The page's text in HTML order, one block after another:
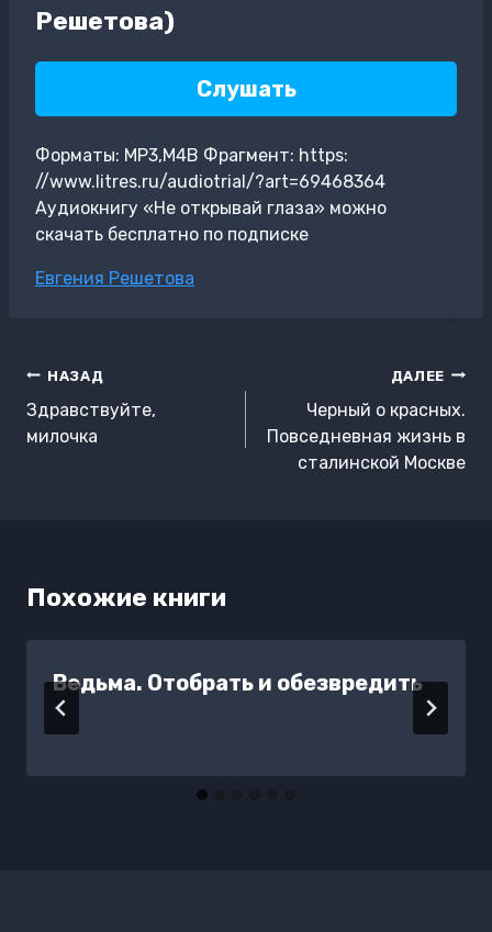
Решетова)
Слушать
Форматы: MP3,M4B Фрагмент: https:
//www.litres.ru/audiotrial/?art=69468364
Аудиокнигу «Не открывай глаза» можно
скачать бесплатно по подписке
Метки
Евгения Решетова
Навигация
по
записям
НАЗАД
Здравствуйте,
милочка
ДАЛЕЕ
Черный о красных.
Повседневная жизнь в
сталинской Москве
Похожие книги
Ведьма. Отобрать и обезвредить